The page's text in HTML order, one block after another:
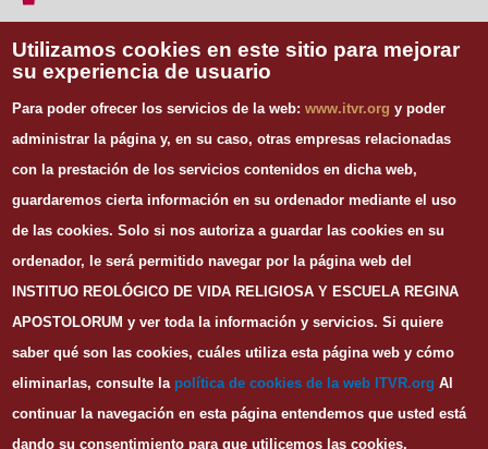
Instituto Teológico de Vida Religiosa
Escuela Regina Apostolorum
28008 Madrid
Tel. 91 540 12 73
Whatsapp: 626 278 077
email.secretaria@itvr.org
Lunes a Viernes: 10h-14h y 16:30h-20:30h
Utilizamos cookies en este sitio para mejorar
su experiencia de usuario
Para poder ofrecer los servicios de la web:www.itvr.org y poder
administrar la página y, en su caso, otras empresas relacionadas
con la prestación de los servicios contenidos en dicha web,
guardaremos cierta información en su ordenador mediante el uso
de las cookies. Solo si nos autoriza a guardar las cookies en su
ordenador, le será permitido navegar por la página web del
INSTITUO REOLÓGICO DE VIDA RELIGIOSA Y ESCUELA REGINA
APOSTOLORUM y ver toda la información y servicios. Si quiere
saber qué son las cookies, cuáles utiliza esta página web y cómo
eliminarlas, consulte la política de cookies de la web ITVR.org Al
continuar la navegación en esta página entendemos que usted está
dando su consentimiento para que utilicemos las cookies.